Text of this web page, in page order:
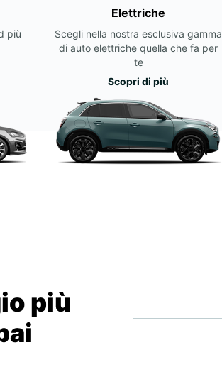
più
Elettriche
Scegli nella nostra esclusiva gamma
di auto elettriche quella che fa per
te
Scopri di più
più